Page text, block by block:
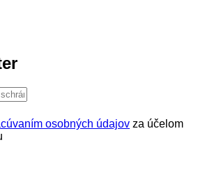
osobných údajov za účelom